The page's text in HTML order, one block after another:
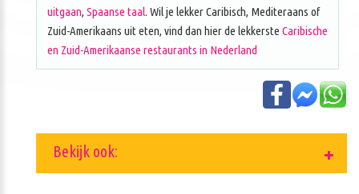
uitgaan, Spaanse taal. Wil je lekker Caribisch, Mediteraans of
Zuid-Amerikaans uit eten, vind dan hier de lekkerste Caribische
en Zuid-Amerikaanse restaurants in Nederland
Bekijk ook: